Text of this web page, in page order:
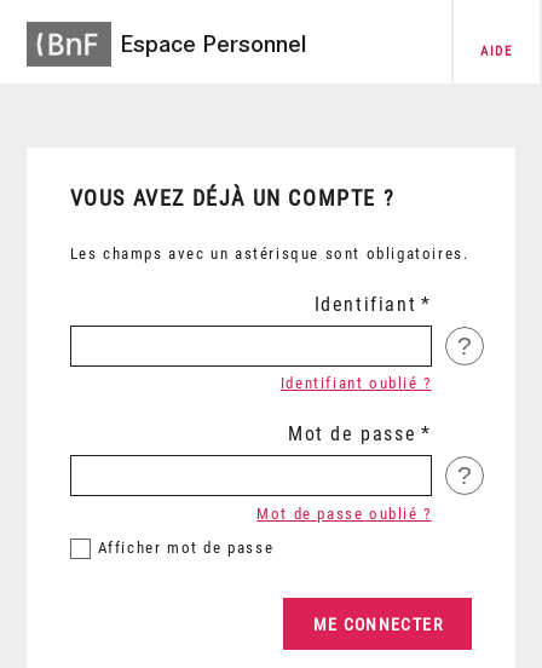
Espace Personnel AIDE
VOUS AVEZ DÉJÀ UN COMPTE ?
Les champs avec un astérisque sont obligatoires.
Identifiant
?
Identifiant oublié ?
Mot de passe
?
Afficher mot de passe
Mot de passe oublié ?